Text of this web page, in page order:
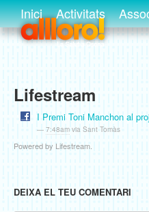
Inici Activitats
Lifestream
I Premi Toni Manchon al
— 7:48am via Sant Tomàs
Powered by Lifestream.
DEIXA EL TEU COMENTARI